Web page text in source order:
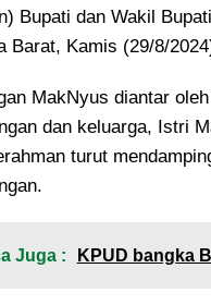
Bupati dan Wakil
Barat, Kamis (29/8/
MakNyus diantar
dan keluarga, Istri
turut
Juga : KPUD bangka